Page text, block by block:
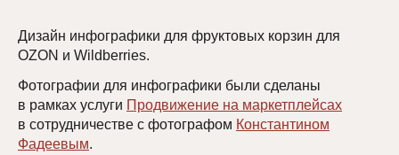
Дизайн инфографики для фруктовых корзин для
OZON и Wildberries.
Фотографии для инфографики были сделаны
в рамках услуги Продвижение на маркетплейсах
в сотрудничестве с фотографом Константином
Фадеевым.